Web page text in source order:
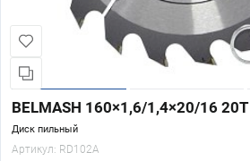
BELMASH 160×1,6/1,4×20/16 20Т
Диск пильный
Артикул: RD102A